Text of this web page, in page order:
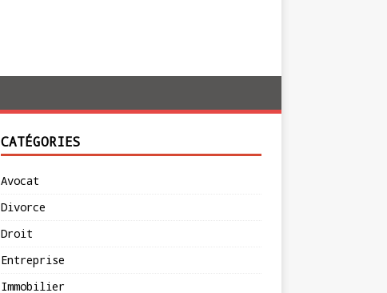
CATÉGORIES
Avocat
Divorce
Droit
Entreprise
Immobilier